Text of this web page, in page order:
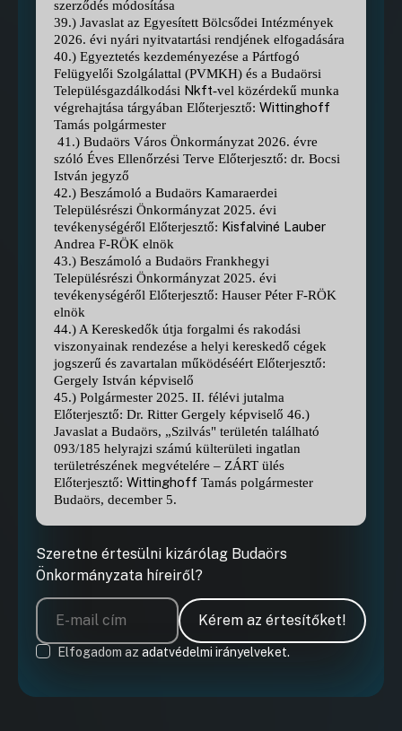
szerződés módosítása
39.) Javaslat az Egyesített Bölcsődei Intézmények
2026. évi nyári nyitvatartási rendjének elfogadására
40.) Egyeztetés kezdeményezése a Pártfogó
Felügyelői Szolgálattal (PVMKH) és a Budaörsi
Településgazdálkodási Nkft-vel közérdekű munka
végrehajtása tárgyában Előterjesztő: Wittinghoff
Tamás polgármester
41.) Budaörs Város Önkormányzat 2026. évre
szóló Éves Ellenőrzési Terve Előterjesztő: dr. Bocsi
István jegyző
42.) Beszámoló a Budaörs Kamaraerdei
Településrészi Önkormányzat 2025. évi
tevékenységéről Előterjesztő: Kisfalviné Lauber
Andrea F-RÖK elnök
43.) Beszámoló a Budaörs Frankhegyi
Településrészi Önkormányzat 2025. évi
tevékenységéről Előterjesztő: Hauser Péter F-RÖK
elnök
44.) A Kereskedők útja forgalmi és rakodási
viszonyainak rendezése a helyi kereskedő cégek
jogszerű és zavartalan működéséért Előterjesztő:
Gergely István képviselő
45.) Polgármester 2025. II. félévi jutalma
Előterjesztő: Dr. Ritter Gergely képviselő 46.)
Javaslat a Budaörs, „Szilvás" területén található
093/185 helyrajzi számú külterületi ingatlan
területrészének megvételére – ZÁRT ülés
Előterjesztő: Wittinghoff Tamás polgármester
Budaörs, december 5.
Szeretne értesülni kizárólag Budaörs
Önkormányzata híreiről?
Kérem az értesítőket!
Elfogadom az adatvédelmi irányelveket.